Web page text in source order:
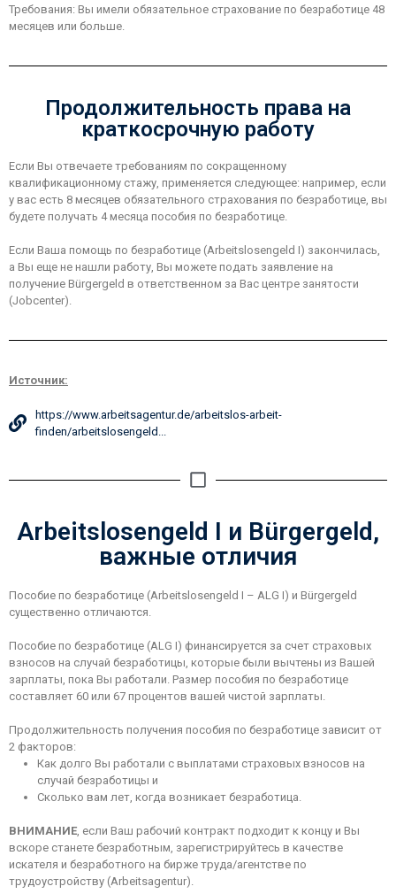
Требования: Вы имели обязательное страхование по безработице 48
месяцев или больше.
Продолжительность права на
краткосрочную работу
Если Вы отвечаете требованиям по сокращенному
квалификационному стажу, применяется следующее: например, если
у вас есть 8 месяцев обязательного страхования по безработице, вы
будете получать 4 месяца пособия по безработице.
Если Ваша помощь по безработице (Arbeitslosengeld I) закончилась,
а Вы еще не нашли работу, Вы можете подать заявление на
получение Bürgergeld в ответственном за Вас центре занятости
(Jobcenter).
Источник:
https://www.arbeitsagentur.de/arbeitslos-arbeit-
finden/arbeitslosengeld...
Arbeitslosengeld I и Bürgergeld,
важные отличия
Пособие по безработице (Arbeitslosengeld I – ALG I) и Bürgergeld
существенно отличаются.
Пособие по безработице (ALG I) финансируется за счет страховых
взносов на случай безработицы, которые были вычтены из Вашей
зарплаты, пока Вы работали. Размер пособия по безработице
составляет 60 или 67 процентов вашей чистой зарплаты.
Продолжительность получения пособия по безработице зависит от
2 факторов:
Как долго Вы работали с выплатами страховых взносов на
случай безработицы и
Сколько вам лет, когда возникает безработица.
ВНИМАНИЕ, если Ваш рабочий контракт подходит к концу и Вы
вскоре станете безработным, зарегистрируйтесь в качестве
искателя и безработного на бирже труда/агентстве по
трудоустройству (Аrbeitsagentur).